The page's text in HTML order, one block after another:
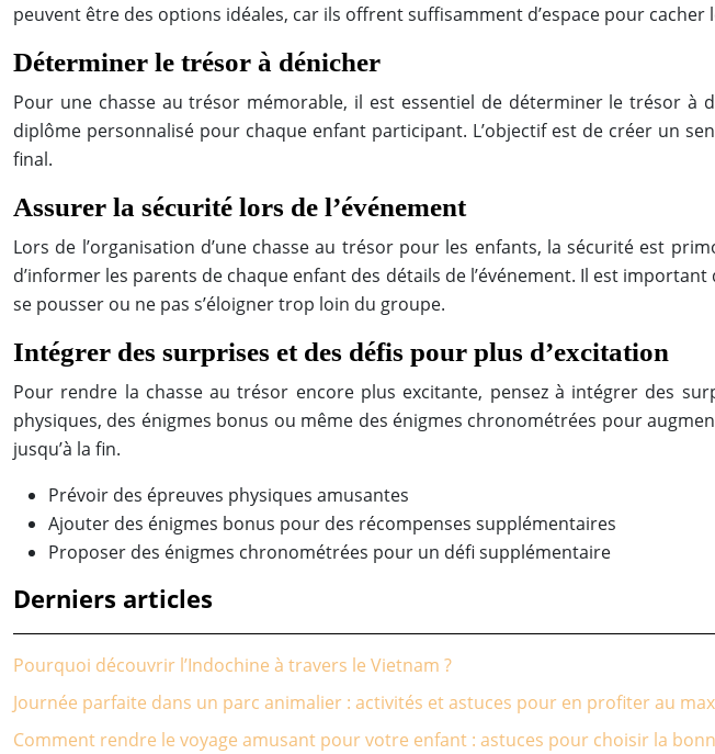
peuvent être des options idéales, car ils offrent suffisamment d’espace pour
Déterminer le trésor à dénicher
Pour une chasse au trésor mémorable, il est essentiel de déterminer le trésor
diplôme personnalisé pour chaque enfant participant. L’objectif est de créer un
final.
Assurer la sécurité lors de l’événement
Lors de l’organisation d’une chasse au trésor pour les enfants, la sécurité est
d’informer les parents de chaque enfant des détails de l’événement. Il est
se pousser ou ne pas s’éloigner trop loin du groupe.
Intégrer des surprises et des défis pour plus d’excitation
Pour rendre la chasse au trésor encore plus excitante, pensez à intégrer des
physiques, des énigmes bonus ou même des énigmes chronométrées pour
jusqu’à la fin.
Prévoir des épreuves physiques amusantes
Ajouter des énigmes bonus pour des récompenses supplémentaires
Proposer des énigmes chronométrées pour un défi supplémentaire
Derniers articles
Pourquoi découvrir l’Indochine à travers le Vietnam ?
Journée parfaite dans un parc animalier : activités et astuces pour en profiter au
Comment rendre le voyage amusant pour votre enfant : astuces pour choisir la